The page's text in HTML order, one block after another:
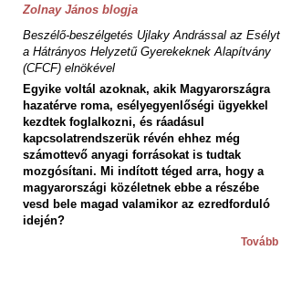
Zolnay János blogja
Beszélő-beszélgetés Ujlaky Andrással az Esélyt
a Hátrányos Helyzetű Gyerekeknek Alapítvány
(CFCF) elnökével
Egyike voltál azoknak, akik Magyarországra
hazatérve roma, esélyegyenlőségi ügyekkel
kezdtek foglalkozni, és ráadásul
kapcsolatrendszerük révén ehhez még
számottevő anyagi forrásokat is tudtak
mozgósítani. Mi indított téged arra, hogy a
magyarországi közéletnek ebbe a részébe
vesd bele magad valamikor az ezredforduló
idején?
Tovább